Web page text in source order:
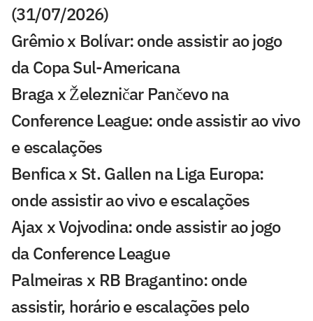
(31/07/2026)
Grêmio x Bolívar: onde assistir ao jogo
da Copa Sul-Americana
Braga x Železničar Pančevo na
Conference League: onde assistir ao vivo
e escalações
Benfica x St. Gallen na Liga Europa:
onde assistir ao vivo e escalações
Ajax x Vojvodina: onde assistir ao jogo
da Conference League
Palmeiras x RB Bragantino: onde
assistir, horário e escalações pelo